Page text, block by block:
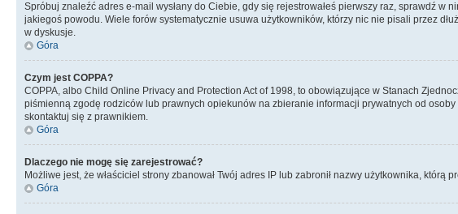
Spróbuj znaleźć adres e-mail wysłany do Ciebie, gdy się rejestrowałeś pierwszy raz, sprawdź w
jakiegoś powodu. Wiele forów systematycznie usuwa użytkowników, którzy nic nie pisali przez
w dyskusje.
Góra
Czym jest COPPA?
COPPA, albo Child Online Privacy and Protection Act of 1998, to obowiązujące w Stanach
piśmienną zgodę rodziców lub prawnych opiekunów na zbieranie informacji prywatnych od
skontaktuj się z prawnikiem.
Góra
Dlaczego nie mogę się zarejestrować?
Możliwe jest, że właściciel strony zbanował Twój adres IP lub zabronił nazwy użytkownika,
Góra